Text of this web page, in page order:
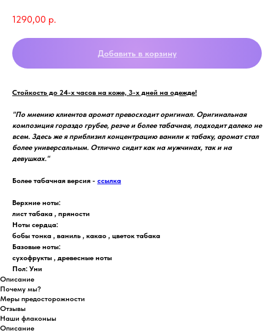
1290,00 р.
Добавить в корзину
Стойкость до 24-х часов на коже, 3-х дней на одежде!
"По мнению клиентов аромат превосходит оригинал. Оригинальная
композиция гораздо грубее, резче и более табачная, подходит далеко не
всем. Здесь же я приблизил концентрацию ванили к табаку, аромат стал
более универсальным. Отлично сидит как на мужчинах, так и на
девушках."
Более табачная версия - ссылка
Верхние ноты:
лист табака , пряности
Ноты сердца:
бобы тонка , ваниль , какао , цветок табака
Базовые ноты:
сухофрукты , древесные ноты
Пол: Уни
Описание
Почему мы?
Меры предосторожности
Отзывы
Наши флаконыы
Описание